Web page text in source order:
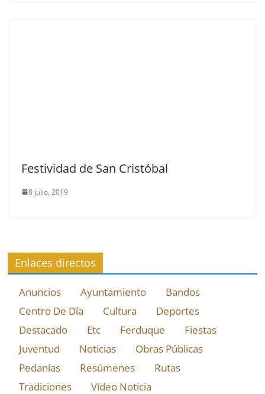
Festividad de San Cristóbal
8 julio, 2019
Enlaces directos
Anuncios Ayuntamiento
Bandos
Centro De Día
Cultura
Deportes
Destacado
Etc Ferduque
Fiestas
Juventud
Noticias
Obras Públicas
Pedanías
Resúmenes
Rutas
Tradiciones
Vídeo Noticia